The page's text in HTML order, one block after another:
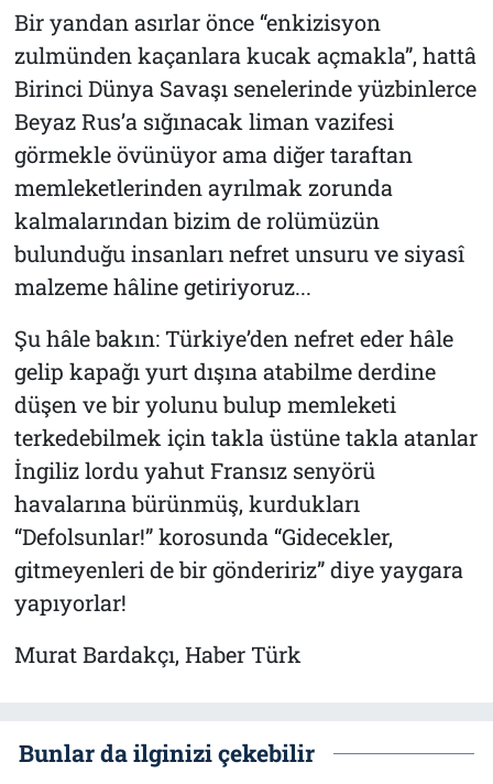
Bir yandan asırlar önce “enkizisyon
zulmünden kaçanlara kucak açmakla”, hattâ
Birinci Dünya Savaşı senelerinde yüzbinlerce
Beyaz Rus’a sığınacak liman vazifesi
görmekle övünüyor ama diğer taraftan
memleketlerinden ayrılmak zorunda
kalmalarından bizim de rolümüzün
bulunduğu insanları nefret unsuru ve siyasî
malzeme hâline getiriyoruz...
Şu hâle bakın: Türkiye’den nefret eder hâle
gelip kapağı yurt dışına atabilme derdine
düşen ve bir yolunu bulup memleketi
terkedebilmek için takla üstüne takla atanlar
İngiliz lordu yahut Fransız senyörü
havalarına bürünmüş, kurdukları
“Defolsunlar!” korosunda “Gidecekler,
gitmeyenleri de bir göndeririz” diye yaygara
yapıyorlar!
Murat Bardakçı, Haber Türk
Bunlar da ilginizi çekebilir